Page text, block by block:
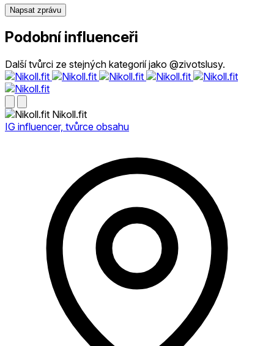
Napsat zprávu
Podobní influenceři
Další tvůrci ze stejných kategorií jako @zivotslusy.
Nikoll.fit
IG influencer, tvůrce obsahu